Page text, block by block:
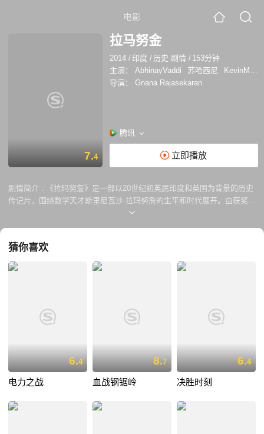
电影
7.4
拉马努金
2014 / 印度 / 历史 剧情 / 153分钟
主演：
AbhinayVaddi 苏哈西尼
KevinMcGowan
导演：
Gnana Rajasekaran
腾讯
立即播放
剧情简介 :
《拉玛努詹》是一部以20世纪初英属印度和英国为背景的历史
传记片，围绕数学天才斯里尼瓦沙·拉玛努詹的生平和时代展开。由获奖电
影制作人Gnana Rajasekaran执导，并配有国际演员和剧组，《拉玛努
猜你喜欢
6.4
电力之战
8.7
血战钢锯岭
6.4
决胜时刻